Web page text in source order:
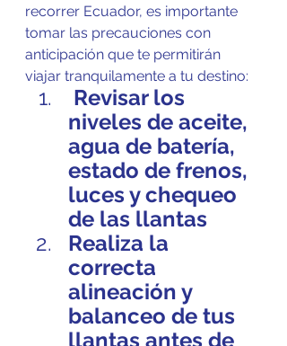
recorrer Ecuador, es importante
tomar las precauciones con
anticipación que te permitirán
viajar tranquilamente a tu destino:
niveles de aceite,
agua de batería,
estado de frenos,
luces y chequeo
de las llantas
Realiza la
correcta
alineación y
balanceo de tus
llantas antes de